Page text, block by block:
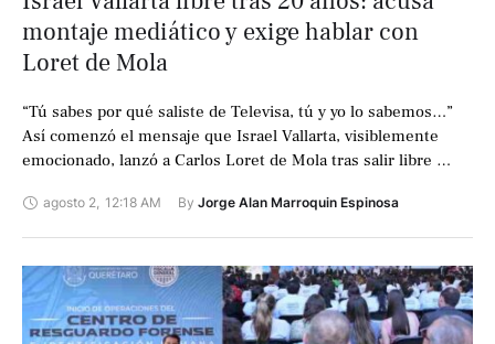
montaje mediático y exige hablar con
Loret de Mola
“Tú sabes por qué saliste de Televisa, tú y yo lo sabemos…”
Así comenzó el mensaje que Israel Vallarta, visiblemente
emocionado, lanzó a Carlos Loret de Mola tras salir libre …
agosto 2, 12:18 AM By Jorge Alan Marroquin Espinosa